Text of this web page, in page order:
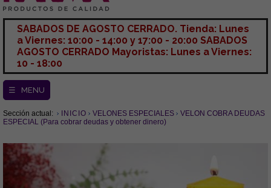
SABADOS DE AGOSTO CERRADO. Tienda: Lunes
a Viernes: 10:00 - 14:00 y 17:00 - 20:00 SABADOS
AGOSTO CERRADO Mayoristas: Lunes a Viernes:
10 - 18:00
☰ MENU
Sección actual: INICIO VELONES ESPECIALES
VELON COBRA DEUDAS
ESPECIAL (Para cobrar deudas y obtener dinero)